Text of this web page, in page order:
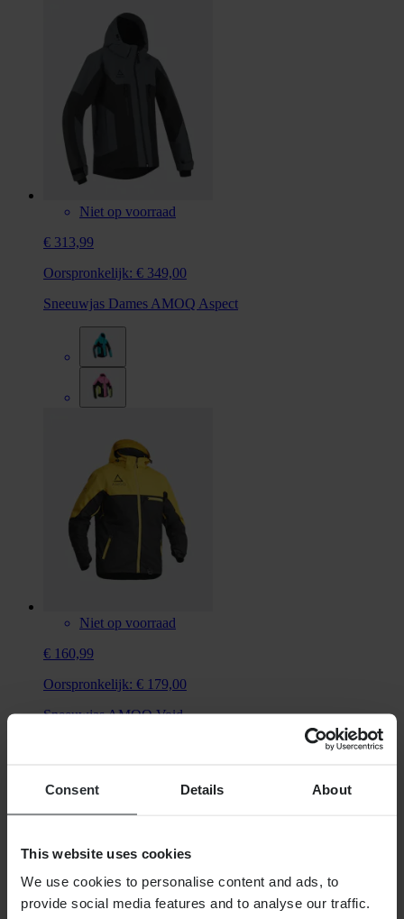
Consent Details About
This website uses cookies
We use cookies to personalise content and ads, to
provide social media features and to analyse our traffic.
Niet op voorraad
€ 313,99
Oorspronkelijk: € 349,00
Sneeuwjas Dames AMOQ Aspect
Niet op voorraad
€ 160,99
Oorspronkelijk: € 179,00
Sneeuwjas AMOQ Void